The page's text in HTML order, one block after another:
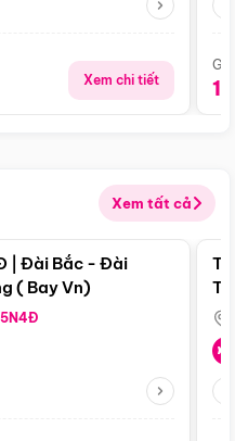
Xem chi tiết
Xem tất cả
Điểm nổi bật
| Đài Bắc - Đài
( Bay Vn)
5N4Đ